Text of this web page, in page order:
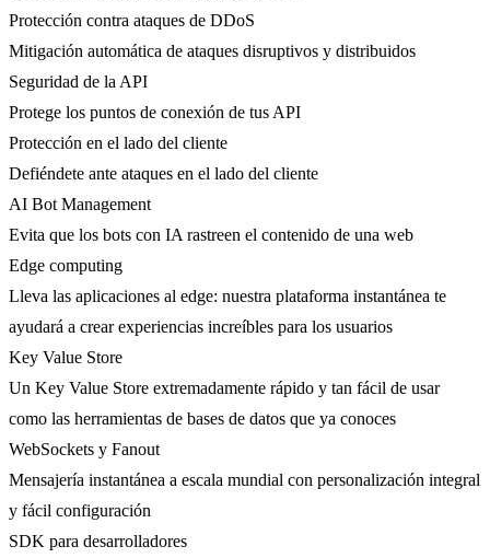
Protección contra ataques de DDoS
Mitigación automática de ataques disruptivos y distribuidos
Seguridad de la API
Protege los puntos de conexión de tus API
Protección en el lado del cliente
Defiéndete ante ataques en el lado del cliente
AI Bot Management
Evita que los bots con IA rastreen el contenido de una web
Edge computing
Lleva las aplicaciones al edge: nuestra plataforma instantánea te
ayudará a crear experiencias increíbles para los usuarios
Key Value Store
Un Key Value Store extremadamente rápido y tan fácil de usar
como las herramientas de bases de datos que ya conoces
WebSockets y Fanout
Mensajería instantánea a escala mundial con personalización integral
y fácil configuración
SDK para desarrolladores